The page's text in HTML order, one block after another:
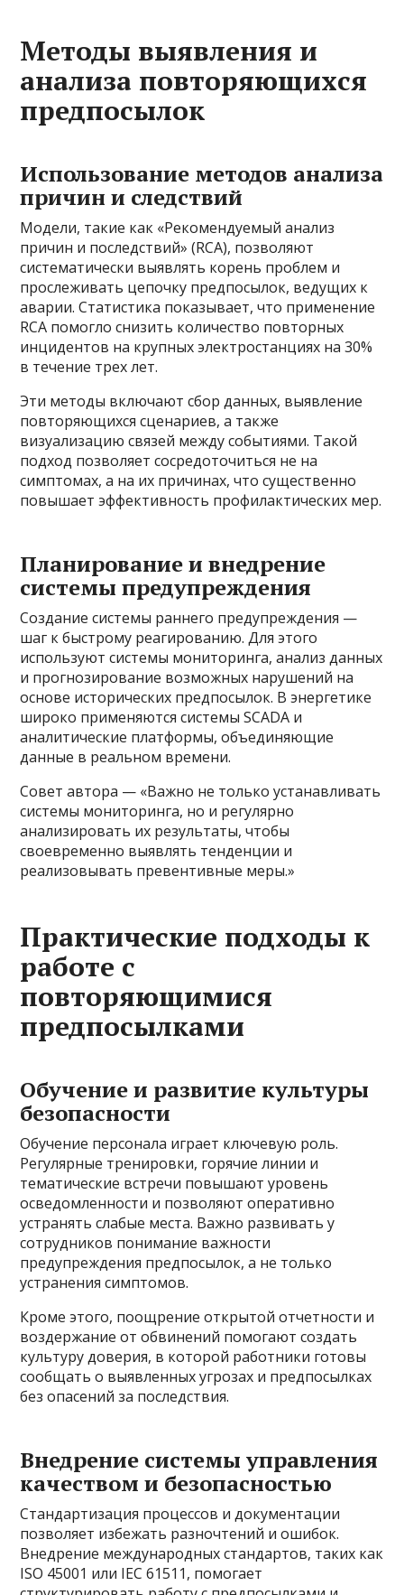
Методы выявления и
анализа повторяющихся
предпосылок
Использование методов анализа
причин и следствий
Модели, такие как «Рекомендуемый анализ
причин и последствий» (RCA), позволяют
систематически выявлять корень проблем и
прослеживать цепочку предпосылок, ведущих к
аварии. Статистика показывает, что применение
RCA помогло снизить количество повторных
инцидентов на крупных электростанциях на 30%
в течение трех лет.
Эти методы включают сбор данных, выявление
повторяющихся сценариев, а также
визуализацию связей между событиями. Такой
подход позволяет сосредоточиться не на
симптомах, а на их причинах, что существенно
повышает эффективность профилактических мер.
Планирование и внедрение
системы предупреждения
Создание системы раннего предупреждения —
шаг к быстрому реагированию. Для этого
используют системы мониторинга, анализ данных
и прогнозирование возможных нарушений на
основе исторических предпосылок. В энергетике
широко применяются системы SCADA и
аналитические платформы, объединяющие
данные в реальном времени.
Совет автора — «Важно не только устанавливать
системы мониторинга, но и регулярно
анализировать их результаты, чтобы
своевременно выявлять тенденции и
реализовывать превентивные меры.»
Практические подходы к
работе с
повторяющимися
предпосылками
Обучение и развитие культуры
безопасности
Обучение персонала играет ключевую роль.
Регулярные тренировки, горячие линии и
тематические встречи повышают уровень
осведомленности и позволяют оперативно
устранять слабые места. Важно развивать у
сотрудников понимание важности
предупреждения предпосылок, а не только
устранения симптомов.
Кроме этого, поощрение открытой отчетности и
воздержание от обвинений помогают создать
культуру доверия, в которой работники готовы
сообщать о выявленных угрозах и предпосылках
без опасений за последствия.
Внедрение системы управления
качеством и безопасностью
Стандартизация процессов и документации
позволяет избежать разночтений и ошибок.
Внедрение международных стандартов, таких как
ISO 45001 или IEC 61511, помогает